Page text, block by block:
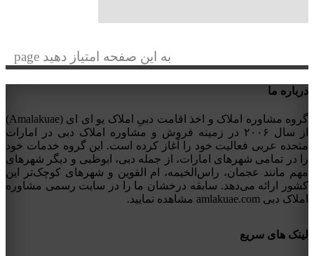
به این صفحه امتیاز دهید page
درباره ما
گروه مشاوره املاک و اخذ اقامت دبیِ املاک یو ای ای (Amalakuae)
از سال ۲۰۰۶ در زمینه فروش و مشاوره املاک دبی در امارات
متحده عربی فعالیت خود را آغاز کرده است. این گروه خدمات خود
را در تمامی شهرهای امارات، از جمله دبی، ابوظبی و دیگر شهرهای
مهم مانند عجمان، راس‌الخیمه، ام القوین و شهرهای کوچک‌تر این
کشور ارائه می‌دهد. سابقه درخشان ما را در سایت رسمی مشاوره
املاک دبی amlakuae.com مشاهده نمایید.
لینک های سریع